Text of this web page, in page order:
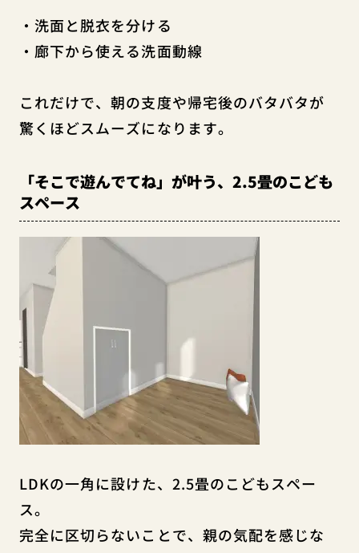
・洗面と脱衣を分ける
・廊下から使える洗面動線
これだけで、朝の支度や帰宅後のバタバタが
驚くほどスムーズになります。
「そこで遊んでてね」が叶う、2.5畳のこども
スペース
LDKの一角に設けた、2.5畳のこどもスペー
ス。
完全に区切らないことで、親の気配を感じな